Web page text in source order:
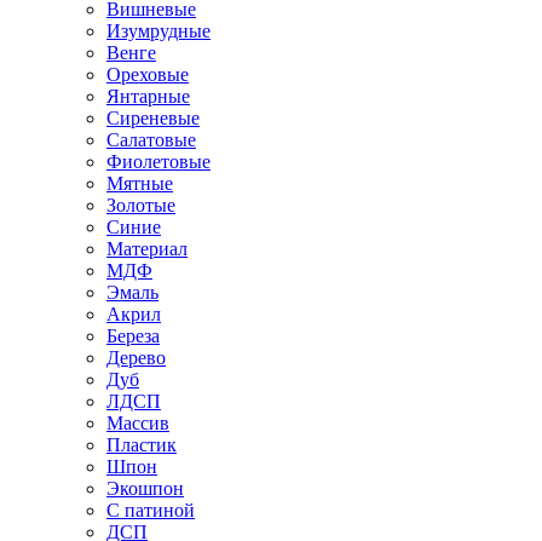
Вишневые
Изумрудные
Венге
Ореховые
Янтарные
Сиреневые
Салатовые
Фиолетовые
Мятные
Золотые
Синие
Материал
МДФ
Эмаль
Акрил
Береза
Дерево
Дуб
ЛДСП
Массив
Пластик
Шпон
Экошпон
С патиной
ДСП